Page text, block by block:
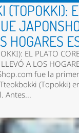
(TOPOKKI):
HOGARES
EL PLATO
A LOS
fue la
(Topokki)
Antes...